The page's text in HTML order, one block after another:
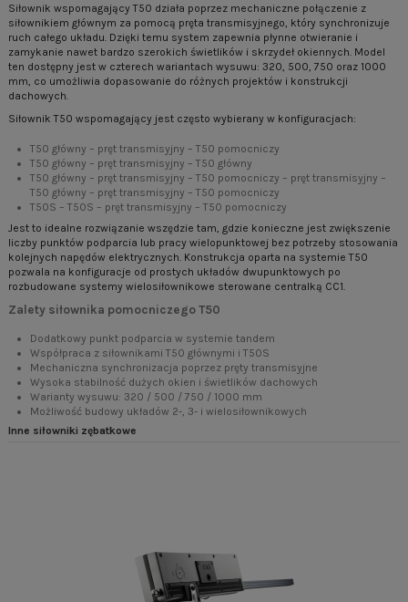
Siłownik wspomagający T50 działa poprzez mechaniczne połączenie z
siłownikiem głównym za pomocą pręta transmisyjnego, który synchronizuje
ruch całego układu. Dzięki temu system zapewnia płynne otwieranie i
zamykanie nawet bardzo szerokich świetlików i skrzydeł okiennych. Model
ten dostępny jest w czterech wariantach wysuwu: 320, 500, 750 oraz 1000
mm, co umożliwia dopasowanie do różnych projektów i konstrukcji
dachowych.
Siłownik T50 wspomagający jest często wybierany w konfiguracjach:
T50 główny – pręt transmisyjny – T50 pomocniczy
T50 główny – pręt transmisyjny – T50 główny
T50 główny – pręt transmisyjny – T50 pomocniczy – pręt transmisyjny –
T50 główny – pręt transmisyjny – T50 pomocniczy
T50S – T50S – pręt transmisyjny – T50 pomocniczy
Jest to idealne rozwiązanie wszędzie tam, gdzie konieczne jest zwiększenie
liczby punktów podparcia lub pracy wielopunktowej bez potrzeby stosowania
kolejnych napędów elektrycznych. Konstrukcja oparta na systemie T50
pozwala na konfiguracje od prostych układów dwupunktowych po
rozbudowane systemy wielosiłownikowe sterowane centralką CC1.
Zalety siłownika pomocniczego T50
Dodatkowy punkt podparcia w systemie tandem
Współpraca z siłownikami T50 głównymi i T50S
Mechaniczna synchronizacja poprzez pręty transmisyjne
Wysoka stabilność dużych okien i świetlików dachowych
Warianty wysuwu: 320 / 500 / 750 / 1000 mm
Możliwość budowy układów 2-, 3- i wielosiłownikowych
Inne siłowniki zębatkowe